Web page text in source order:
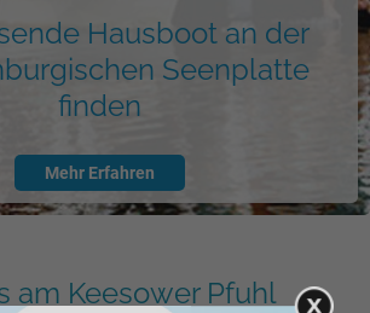
Hausboot an der
Seenplatte
finden
Mehr Erfahren
am Keesower Pfuhl